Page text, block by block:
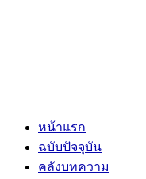
หน้าแรก
ฉบับปัจจุบัน
คลังบทความ